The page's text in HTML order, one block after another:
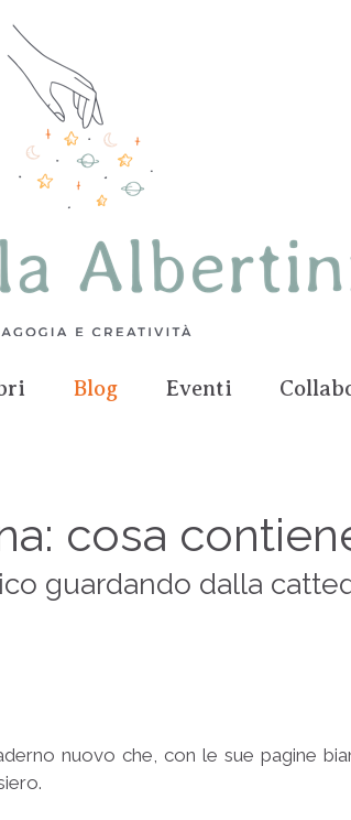
Blog Eventi
cosa
guardando dalla
nuovo che, con le sue pagine